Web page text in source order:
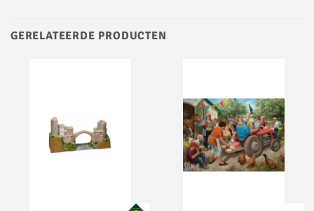
GERELATEERDE PRODUCTEN